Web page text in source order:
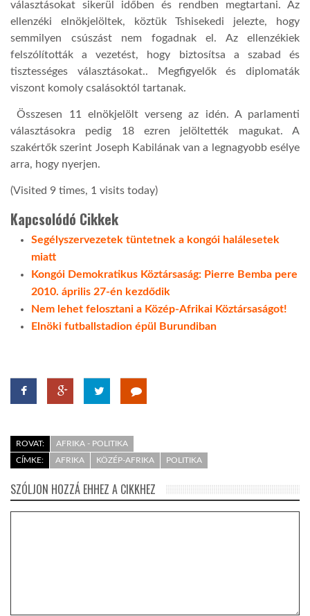
választásokat sikerül időben és rendben megtartani. Az
ellenzéki elnökjelöltek, köztük Tshisekedi jelezte, hogy
semmilyen csúszást nem fogadnak el. Az ellenzékiek
felszólították a vezetést, hogy biztosítsa a szabad és
tisztességes választásokat.. Megfigyelők és diplomaták
viszont komoly csalásoktól tartanak.
Összesen 11 elnökjelölt verseng az idén. A parlamenti
választásokra pedig 18 ezren jelöltették magukat. A
szakértők szerint Joseph Kabilának van a legnagyobb esélye
arra, hogy nyerjen.
(Visited 9 times, 1 visits today)
Kapcsolódó Cikkek
Segélyszervezetek tüntetnek a kongói halálesetek
miatt
Kongói Demokratikus Köztársaság: Pierre Bemba pere
2010. április 27-én kezdődik
Nem lehet felosztani a Közép-Afrikai Köztársaságot!
Elnöki futballstadion épül Burundiban
ROVAT:
AFRIKA - POLITIKA
CÍMKE:
AFRIKA KÖZÉP-AFRIKA POLITIKA
SZÓLJON HOZZÁ EHHEZ A CIKKHEZ